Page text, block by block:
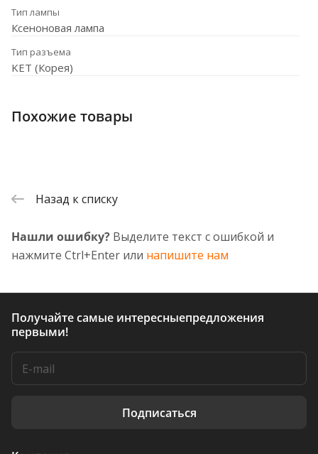
Тип лампы
Ксеноновая лампа
Тип разъема
KET (Корея)
Похожие товары
Назад к списку
Нашли ошибку? Выделите текст с ошибкой и
нажмите Ctrl+Enter или напишите нам
Получайте самые интересныепредложения
первыми!
Подписаться